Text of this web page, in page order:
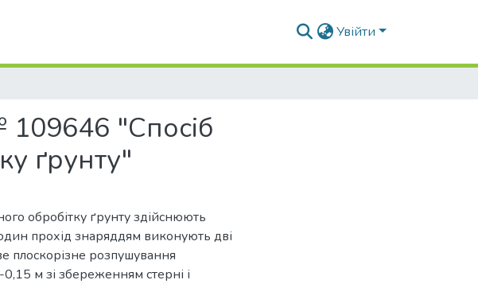
Увійти
"Спосіб
ґрунту"
обробітку ґрунту здійснюють
прохід знаряддям виконують дві
плоскорізне розпушування
м зі збереженням стерні і